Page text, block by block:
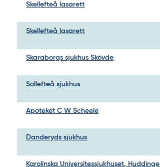
Skellefteå lasarett
Skellefteå lasarett
Skaraborgs sjukhus Skövde
Sollefteå sjukhus
Apoteket C W Scheele
Danderyds sjukhus
Karolinska Universitessjukhuset, Huddinge